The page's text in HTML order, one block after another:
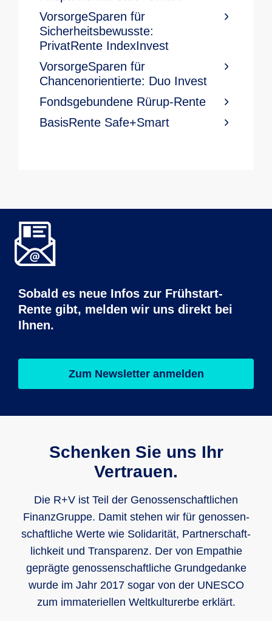
VorsorgeSparen für
Sicherheitsbewusste:
PrivatRente IndexInvest
VorsorgeSparen für
Chancenorientierte: Duo Invest
Fondsgebundene Rürup-Rente
BasisRente Safe+Smart
Sobald es neue Infos zur Frühstart-
Rente gibt, melden wir uns direkt bei
Ihnen.
Zum Newsletter anmelden
Schenken Sie uns Ihr
Vertrauen.
Die R+V ist Teil der Genos­sen­schaft­lichen
Finanz­Gruppe. Damit stehen wir für genos­sen­
schaft­liche Werte wie Soli­darität, Part­ner­schaft­
lich­keit und Trans­parenz. Der von Empathie
geprägte genos­sen­schaft­liche Grund­gedanke
wurde im Jahr 2017 sogar von der UNESCO
zum imma­teri­ellen Welt­kultur­erbe erklärt.